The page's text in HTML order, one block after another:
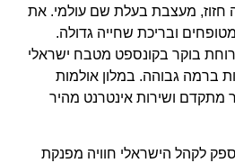
מעצבת בעלת שם עולמי. את
ובריכת שחייה גדולה.
בוקר בקונספט מטבח ישראלי
ברמה גבוהה. במלון אולמות
ושירות אינטרנט מהיר
לקהל הישראלי חוויה מפנקת